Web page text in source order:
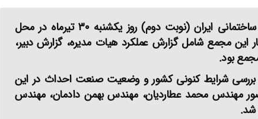
عمومی عادی سالیانه سندیکای شرکتهای ساختمانی ایران (نوبت دوم) روز یکشنبه ۳۰ تیرماه در محل
این مجمع شامل گزارش عملکرد هیات مدیره، گزارش دبیر،
بود.
بررسی شرایط کنونی کشور و وضعیت صنعت احداث در این
حضور مهندس محمد عطاردیان، مهندس بهمن دادمان، مهندس
شد.